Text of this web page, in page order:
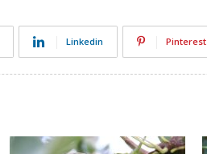
Linkedin Pinterest